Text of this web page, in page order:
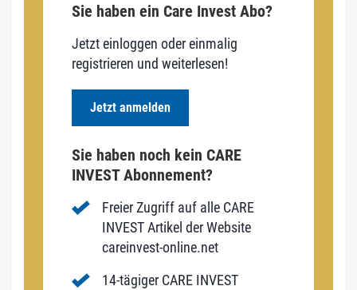
Sie haben ein Care Invest Abo?
Jetzt einloggen oder einmalig
registrieren und weiterlesen!
Jetzt anmelden
Sie haben noch kein CARE
INVEST Abonnement?
Freier Zugriff auf alle CARE
INVEST Artikel der Website
careinvest-online.net
14-tägiger CARE INVEST